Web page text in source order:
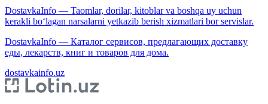
DostavkaInfo — Taomlar, dorilar, kitoblar va boshqa uy uchun
kerakli bo‘lagan narsalarni yetkazib berish xizmatlari bor servislar.
DostavkaInfo — Каталог сервисов, предлагающих доставку
еды, лекарств, книг и товаров для дома.
dostavkainfo.uz